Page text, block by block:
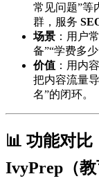
常见问题”等
群，服务
场景 ：用户
备”“学费多
价值 ：用内
把内容流量
名”的闭环。
📊 功能对比
IvyPrep（教